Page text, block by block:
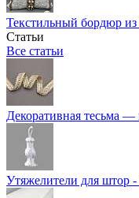
Текстильный бордюр
Статьи
Все статьи
Декоративная тесьма
Утяжелители для штор -